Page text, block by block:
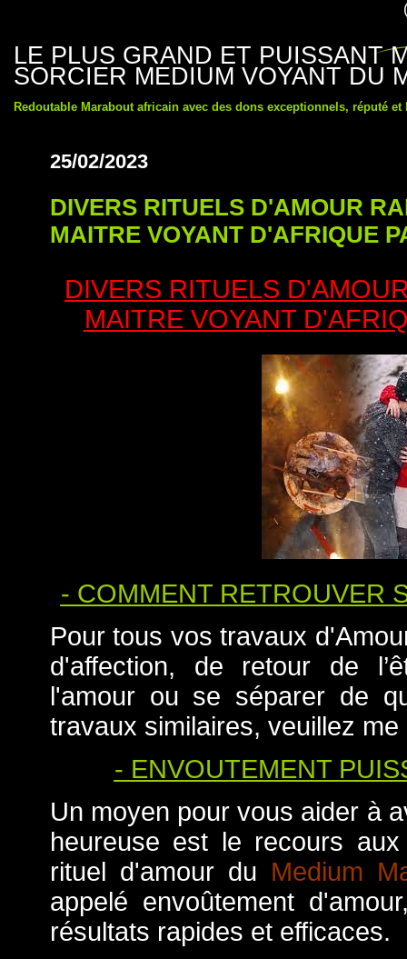
LE PLUS GRAND ET PUISSANT
SORCIER MEDIUM VOYANT DU
Redoutable Marabout africain avec des dons exceptionnels, réputé et
25/02/2023
DIVERS RITUELS D'AMOUR
MAITRE VOYANT D'AFRIQUE
DIVERS RITUELS
MAITRE VOYANT
- COMMENT RETROUVER
Pour tous vos travaux
d'affection, de retour de
l'amour ou se séparer de
travaux similaires, veuillez me
- ENVOUTEMENT
Un moyen pour vous aider à
heureuse est le recours
rituel d'amour du Medium
appelé envoûtement
résultats rapides et efficaces.